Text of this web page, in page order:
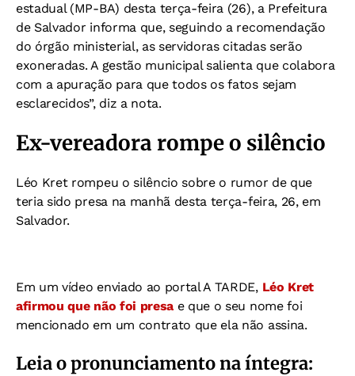
estadual (MP-BA) desta terça-feira (26), a Prefeitura
de Salvador informa que, seguindo a recomendação
do órgão ministerial, as servidoras citadas serão
exoneradas. A gestão municipal salienta que colabora
com a apuração para que todos os fatos sejam
esclarecidos”, diz a nota.
Ex-vereadora rompe o silêncio
Léo Kret rompeu o silêncio sobre o rumor de que
teria sido presa na manhã desta terça-feira, 26, em
Salvador.
Em um vídeo enviado ao portal A TARDE, Léo Kret
afirmou que não foi presa e que o seu nome foi
mencionado em um contrato que ela não assina.
Leia o pronunciamento na íntegra: